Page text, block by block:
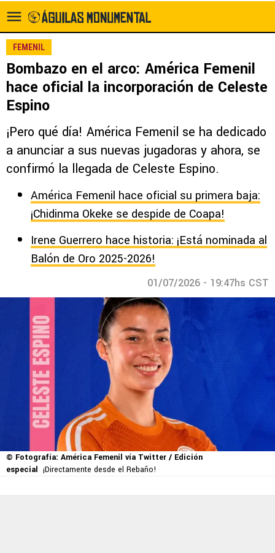
FEMENIL
Bombazo en el arco: América Femenil
hace oficial la incorporación de Celeste
Espino
¡Pero qué día! América Femenil se ha dedicado
a anunciar a sus nuevas jugadoras y ahora, se
confirmó la llegada de Celeste Espino.
América Femenil hace oficial su primera baja:
¡Chidinma Okeke se despide de Coapa!
Irene Guerrero hace historia: ¡Está nominada al
Balón de Oro 2025-2026!
01/07/2026 - 19:47hs CST
© Fotografía: América Femenil vía Twitter / Edición
especial ¡Directamente desde el Rebaño!